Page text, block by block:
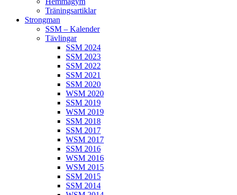
Träningsartiklar
Strongman
SSM – Kalender
Tävlingar
SSM 2024
SSM 2023
SSM 2022
SSM 2021
SSM 2020
WSM 2020
SSM 2019
WSM 2019
SSM 2018
SSM 2017
WSM 2017
SSM 2016
WSM 2016
WSM 2015
SSM 2015
SSM 2014